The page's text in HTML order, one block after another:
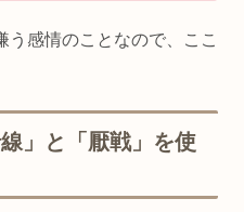
う感情のことなので、ここ
」と「厭戦」を使